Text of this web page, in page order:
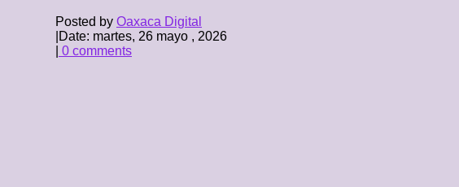
Posted by Oaxaca Digital
Date: martes, 26 mayo , 2026
0 comments